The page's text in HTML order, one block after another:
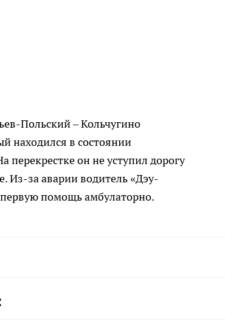
Польский – Кольчугино
находился в состоянии
перекрестке он не уступил дорогу
Из-за аварии водитель «Дэу-
первую помощь амбулаторно.